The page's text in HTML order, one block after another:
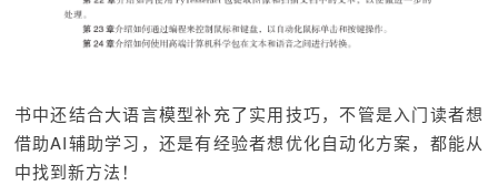
书中还结合大语言模型补充了实用技巧，不管是入门读者想
借助AI辅助学习，还是有经验者想优化自动化方案，都能从
中找到新方法！